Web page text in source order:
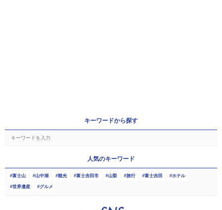
キーワードから探す
人気のキーワード
富士山 山中湖 観光 富士吉田市 山梨 旅行 富士吉田 ホテル
世界遺産 グルメ